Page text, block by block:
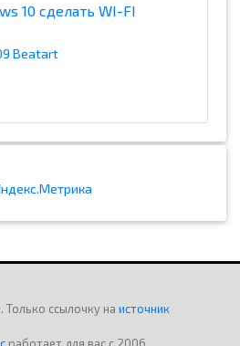
10 сделать WI-FI
Beatart
Только ссылочку на источник
работает для вас с 2006